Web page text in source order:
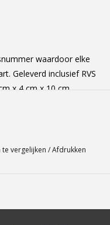
waardoor elke
Geleverd inclusief RVS
x 4 cm x 10 cm
vergelijken /Afdrukken